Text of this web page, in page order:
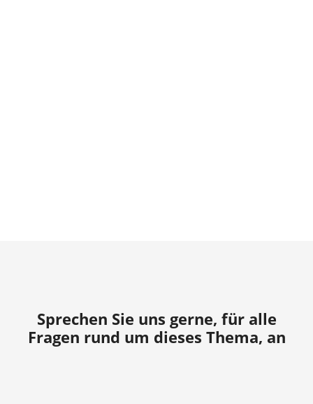
Sprechen Sie uns gerne, für alle
Fragen rund um dieses Thema, an